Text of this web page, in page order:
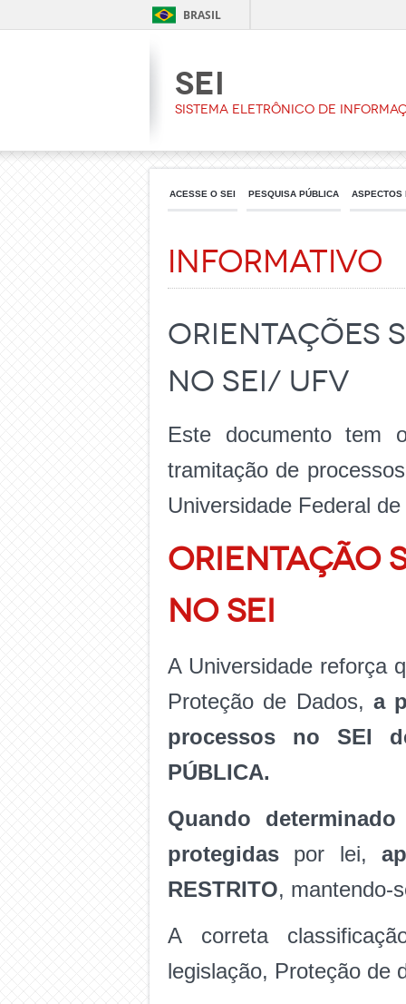
BRASIL
Sei
Sistema Eletrônico de
ACESSE O SEI PESQUISA PÚBLICA ASPECTOS
Informativo
Orientações
no SEI/ UFV
Este documento tem
tramitação de
Universidade Federal
ORIENTAÇÃO
NO SEI
A Universidade reforça
Proteção de Dados, a
processos no SEI
PÚBLICA.
Quando
protegidas por lei,
RESTRITO, mantendo-
A correta
legislação, Proteção de